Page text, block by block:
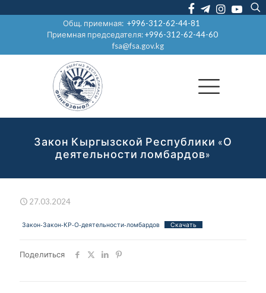
Общ. приемная:+996-312-62-44-81
Приемная председателя:+996-312-62-44-60
fsa@fsa.gov.kg
Закон Кыргызской Республики «О
деятельности ломбардов»
27.03.2024
Закон-Закон-КР-О-деятельности-ломбардов Скачать
Поделиться